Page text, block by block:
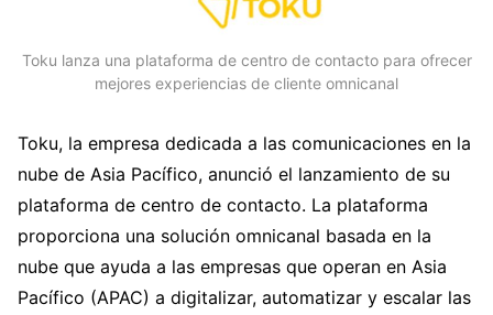
Toku lanza una plataforma de centro de contacto para ofrecer
mejores experiencias de cliente omnicanal
Toku, la empresa dedicada a las comunicaciones en la
nube de Asia Pacífico, anunció el lanzamiento de su
plataforma de centro de contacto. La plataforma
proporciona una solución omnicanal basada en la
nube que ayuda a las empresas que operan en Asia
Pacífico (APAC) a digitalizar, automatizar y escalar las